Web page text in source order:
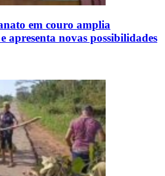
em couro amplia
apresenta novas possibilidades